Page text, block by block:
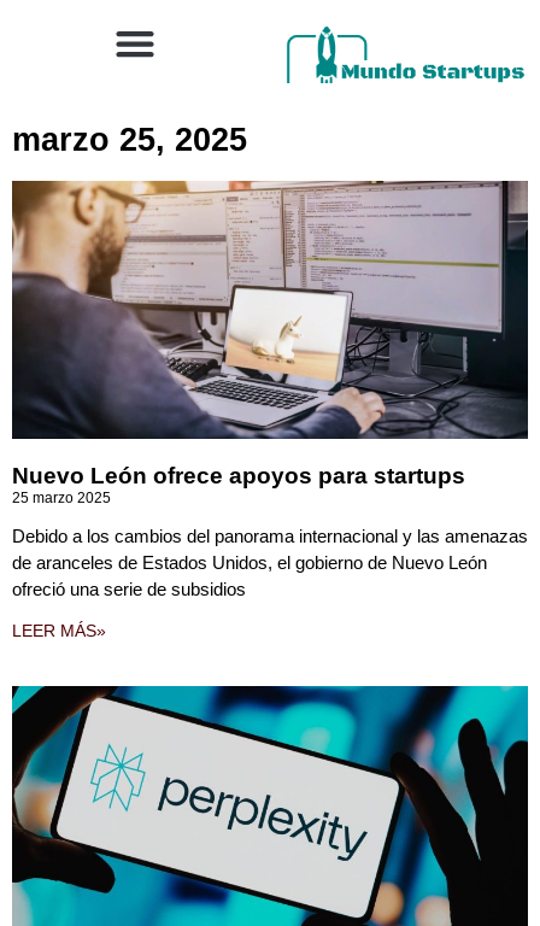
marzo 25, 2025
Nuevo León ofrece apoyos para startups
25 marzo 2025
Debido a los cambios del panorama internacional y las amenazas
de aranceles de Estados Unidos, el gobierno de Nuevo León
ofreció una serie de subsidios
LEER MÁS»